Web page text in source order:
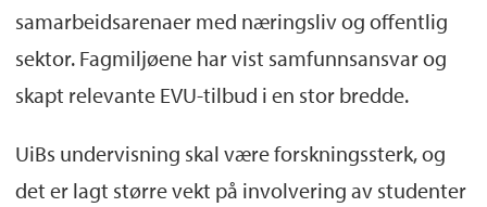
samarbeidsarenaer med næringsliv og offentlig
sektor. Fagmiljøene har vist samfunnsansvar og
skapt relevante EVU-tilbud i en stor bredde.
UiBs undervisning skal være forskningssterk, og
det er lagt større vekt på involvering av studenter